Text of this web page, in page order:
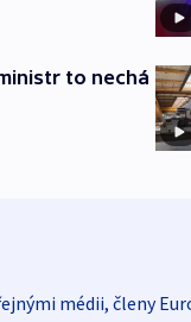
to nechá
médii, členy